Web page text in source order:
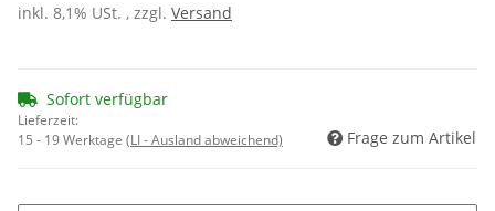
inkl. 8,1% USt. , zzgl. Versand
Sofort verfügbar
Lieferzeit:
15 - 19 Werktage (LI - Ausland abweichend) Frage zum Artikel